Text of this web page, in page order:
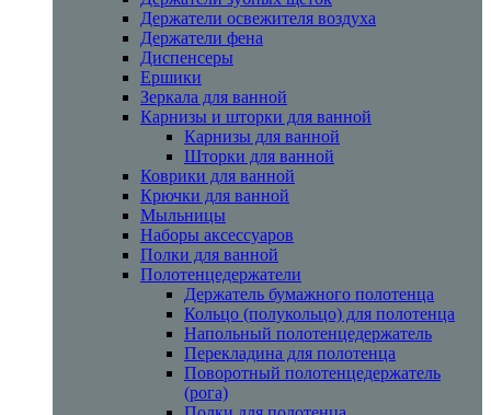
Держатели освежителя воздуха
Держатели фена
Диспенсеры
Ершики
Зеркала для ванной
Карнизы и шторки для ванной
Карнизы для ванной
Шторки для ванной
Коврики для ванной
Крючки для ванной
Мыльницы
Наборы аксессуаров
Полки для ванной
Полотенцедержатели
Держатель бумажного полотенца
Кольцо (полукольцо) для полотенца
Напольный полотенцедержатель
Перекладина для полотенца
Поворотный полотенцедержатель
(рога)